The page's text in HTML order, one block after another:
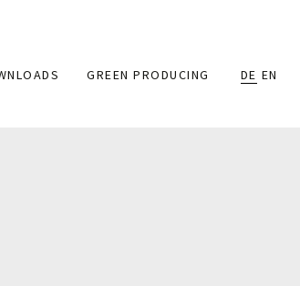
GREEN PRODUCING DE EN